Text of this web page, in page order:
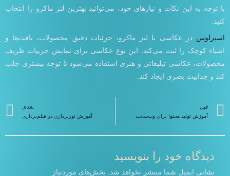
با توجه به این نکات و نیازهای خود، می‌توانید بهترین لنز ماکرو را انتخاب
کنید.
اسپرلوس در عکاسی با لنز ماکرو، جزئیات دقیق محصولات، بافت‌ها و
اشیاء کوچک را ثبت می‌کند. این نوع عکاسی برای نمایش جزییات ظریف
محصولات، عکاسی تبلیغاتی و هنری استفاده می‌شود تا توجه بیشتری جلب
کند و جذابیت بصری ایجاد کند.
قبلی
قبل
آموزش تولید محتوا برای وب‌سایت
بعدی
آموزش نورپردازی در فیلم‌برداری
دیدگاه‌ خود را بنویسید
نشانی ایمیل شما منتشر نخواهد شد. بخش‌های موردنیاز